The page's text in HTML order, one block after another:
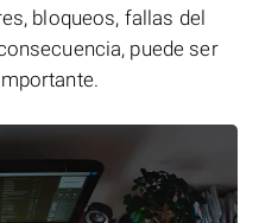
bloqueos, fallas del
puede ser